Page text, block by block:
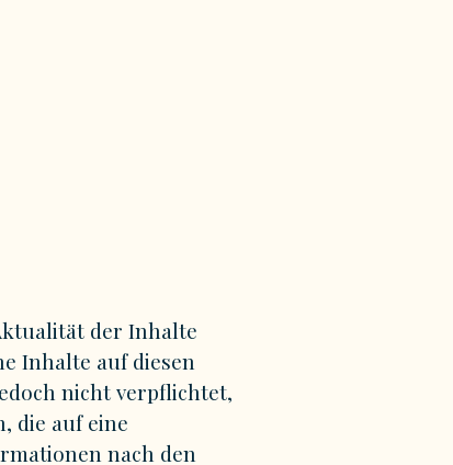
der Inhalte
Inhalte auf diesen
nicht verpflichtet,
die auf eine
nach den